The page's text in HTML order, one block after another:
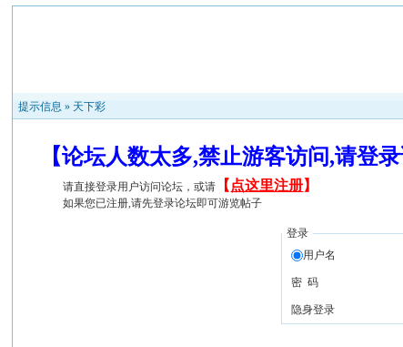
提示信息 » 天下彩
【论坛人数太多,禁止游客访问,请登
请直接登录用户访问论坛，或请 【 点这里注册】
如果您已注册,请先登录论坛即可游览帖子
登录
用户名
密 码
隐身登录